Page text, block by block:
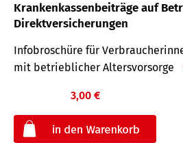
Krankenkassenbeiträge auf
Direktversicherungen
Infobroschüre für
mit betrieblicher Altersvorsorge
3,00 €